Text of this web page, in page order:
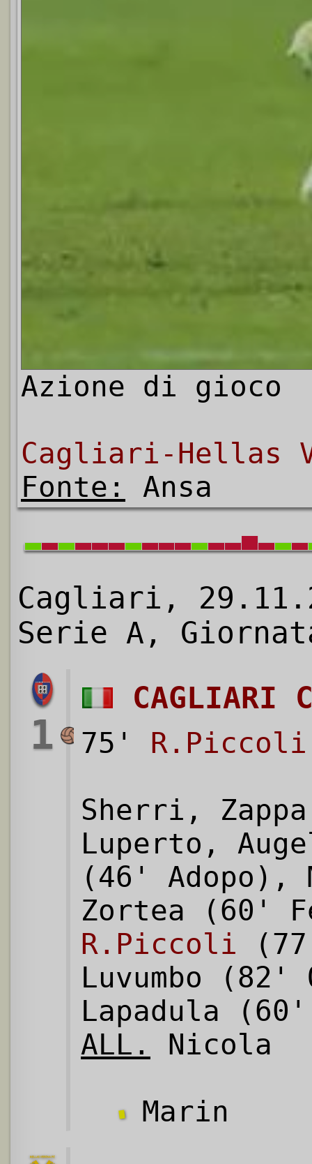
Azione di gioco
Cagliari-Hellas
Fonte:
Ansa
Cagliari,
Serie A,
1
CAGLIARI
75' R.Piccoli
Sherri,
Luperto,
(46' Adopo),
Zortea (60'
R.Piccoli
Luvumbo
Lapadula
ALL.
Nicola
Marin